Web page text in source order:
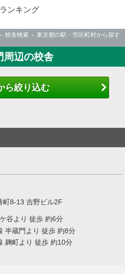
ンキング
校舎検索
東京都の駅・市区町村から探す
周辺の校舎
ら絞り込む
町8-13 吉野ビル2F
谷より 徒歩 約6分
半蔵門より 徒歩 約8分
麹町より 徒歩 約10分